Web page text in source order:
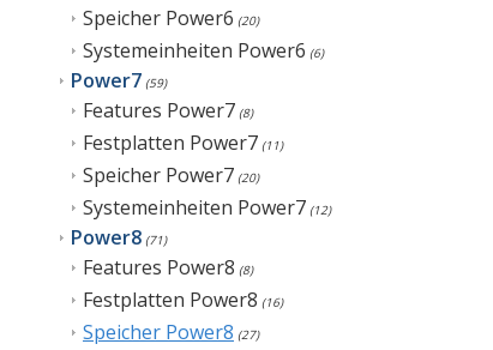
Speicher Power6 (20)
Systemeinheiten Power6 (6)
Power7 (59)
Features Power7 (8)
Festplatten Power7 (11)
Speicher Power7 (20)
Systemeinheiten Power7 (12)
Power8 (71)
Features Power8 (8)
Festplatten Power8 (16)
Speicher Power8 (27)